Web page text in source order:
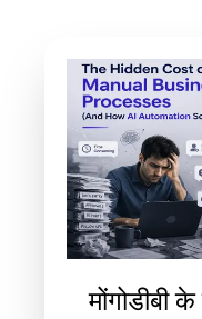
मोंगोडीबी